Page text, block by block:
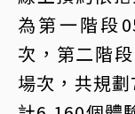
為第一階段
次，第二階
場次，共規